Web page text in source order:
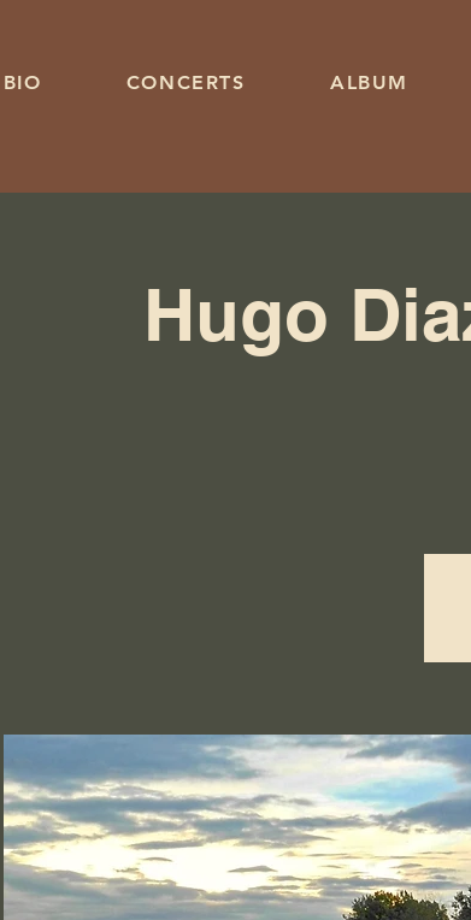
BIO CONCERTS ALBUM
Hugo